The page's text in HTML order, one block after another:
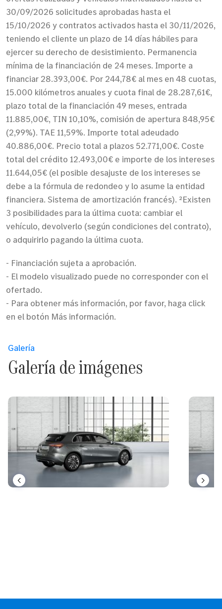
30/09/2026 solicitudes aprobadas hasta el
15/10/2026 y contratos activados hasta el 30/11/2026,
teniendo el cliente un plazo de 14 días hábiles para
ejercer su derecho de desistimiento. Permanencia
mínima de la financiación de 24 meses. Importe a
financiar 28.393,00€. Por 244,78€ al mes en 48 cuotas,
15.000 kilómetros anuales y cuota final de 28.287,61€,
plazo total de la financiación 49 meses, entrada
11.885,00€, TIN 10,10%, comisión de apertura 848,95€
(2,99%). TAE 11,59%. Importe total adeudado
40.886,00€. Precio total a plazos 52.771,00€. Coste
total del crédito 12.493,00€ e importe de los intereses
11.644,05€ (el posible desajuste de los intereses se
debe a la fórmula de redondeo y lo asume la entidad
financiera. Sistema de amortización francés). ²Existen
3 posibilidades para la última cuota: cambiar el
vehículo, devolverlo (según condiciones del contrato),
o adquirirlo pagando la última cuota.
- Financiación sujeta a aprobación.
- El modelo visualizado puede no corresponder con el
ofertado.
- Para obtener más información, por favor, haga click
en el botón Más información.
Galería
Galería de imágenes